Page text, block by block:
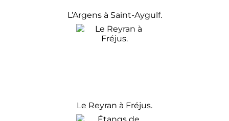
L’Argens à Saint-Aygulf.
Le Reyran à Fréjus.